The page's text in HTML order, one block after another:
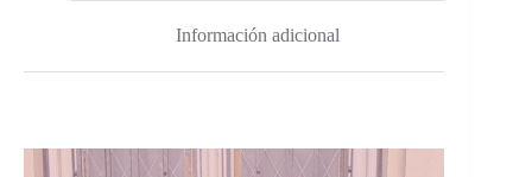
Información adicional